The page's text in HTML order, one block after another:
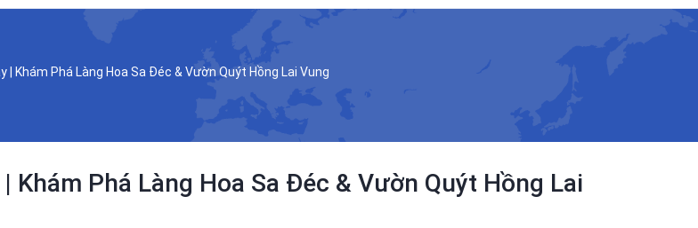
Khám Phá Làng Hoa Sa Đéc & Vườn Quýt Hồng Lai Vung
Phá Làng Hoa Sa Đéc & Vườn Quýt Hồng Lai